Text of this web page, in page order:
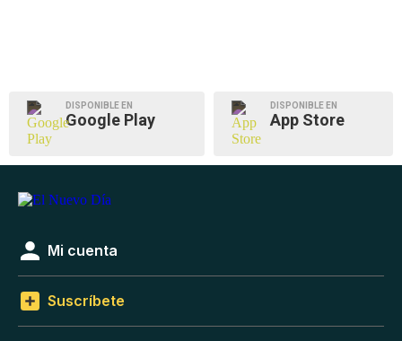
DISPONIBLE EN
Google Play
DISPONIBLE EN
App Store
Mi cuenta
Suscríbete